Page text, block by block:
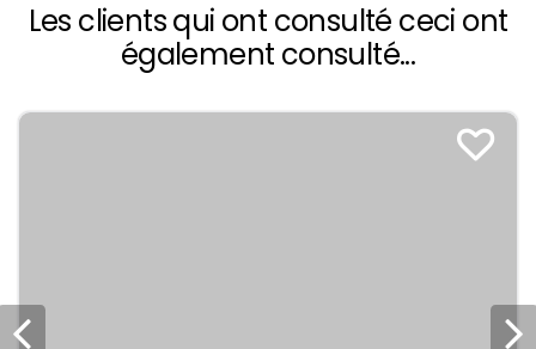
Les clients qui ont consulté ceci ont
également consulté...